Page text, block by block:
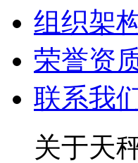
组织架
荣誉资
联系我
关于天